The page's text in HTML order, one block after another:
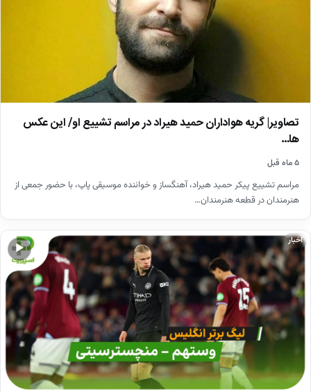
تصاویر| گریه هواداران حمید هیراد در مراسم تشییع او/ این عکس
ها…
۵ ماه قبل
مراسم تشییع پیکر حمید هیراد، آهنگساز و خواننده موسیقی پاپ، با حضور جمعی از
هنرمندان در قطعه هنرمندان…
▶
اخبار